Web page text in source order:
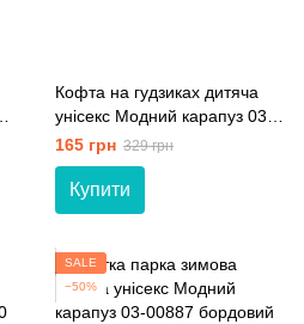
Кофта на гудзиках дитяча
унісекс Модний карапуз 03-
00897 ультрамарин 110 см
(5 років)
165 грн 329 грн
Купити
SALE
−50%